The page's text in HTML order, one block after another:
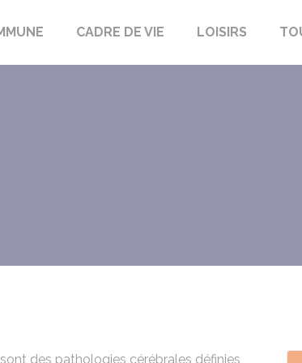
Fôret CADRE DE VIE LOISIRS
des pathologies cérébrales définies